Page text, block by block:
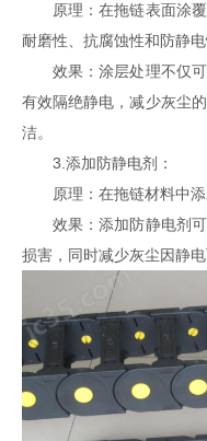
原理：在拖链表面涂覆
耐磨性、抗腐蚀性和防静电
效果：涂层处理不仅可
有效隔绝静电，减少灰尘
洁。
3.添加防静电剂：
原理：在拖链材料中添
效果：添加防静电剂可
损害，同时减少灰尘因静